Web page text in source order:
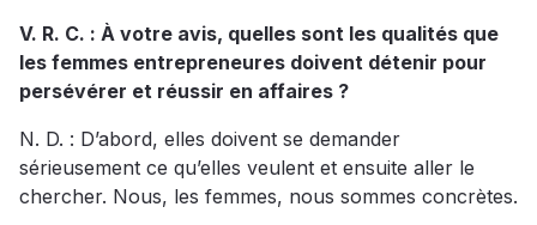
V. R. C. : À votre avis, quelles sont les qualités que
les femmes entrepreneures doivent détenir pour
persévérer et réussir en affaires ?
N. D. : D’abord, elles doivent se demander
sérieusement ce qu’elles veulent et ensuite aller le
chercher. Nous, les femmes, nous sommes concrètes.